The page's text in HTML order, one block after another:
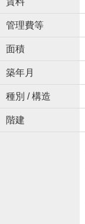
管理費等
面積
築年月
種別 / 構造
階建